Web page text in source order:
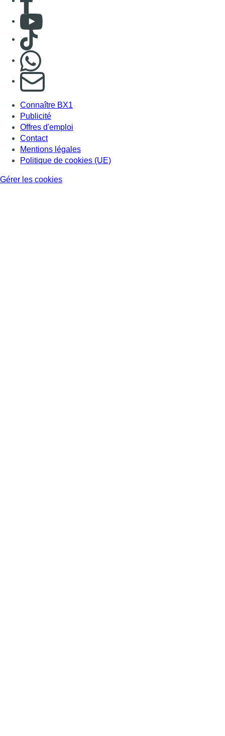
Consulter Youtube
Consulter TikTok
S'abonner à notre newsletter
Connaître BX1
Publicité
Offres d'emploi
Contact
Mentions légales
Politique de cookies (UE)
Gérer les cookies